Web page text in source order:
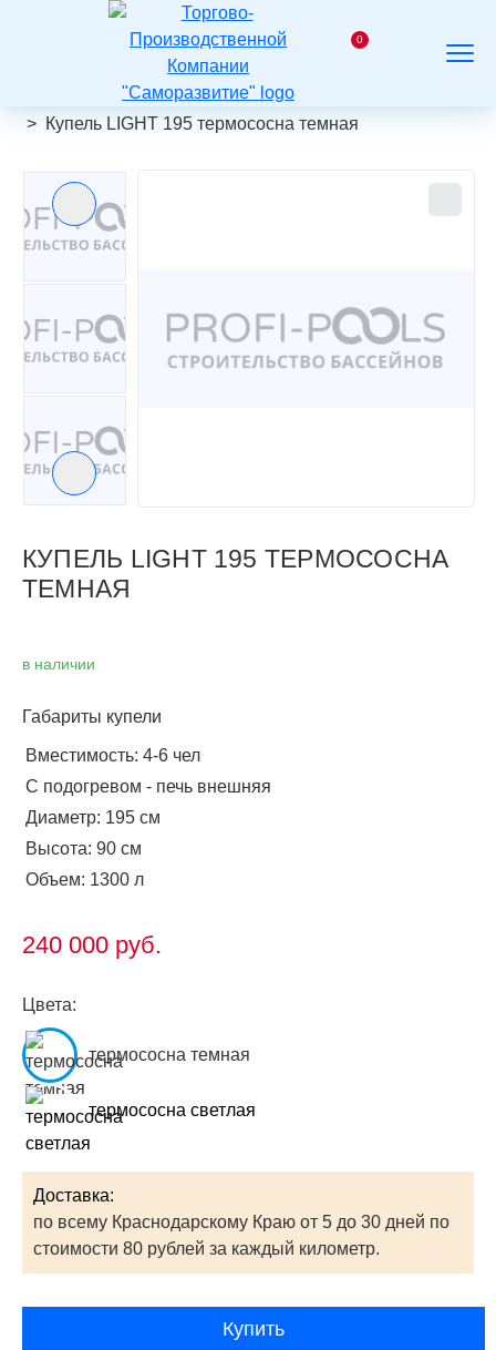
На
главную
0
ПоискМеню
Каталог
Купель LIGHT 195 термососна темная
КУПЕЛЬ LIGHT 195 ТЕРМОСОСНА
ТЕМНАЯ
в наличии
Габариты купели
Вместимость: 4-6 чел
С подогревом - печь внешняя
Диаметр: 195 см
Высота: 90 см
Объем: 1300 л
240 000 руб.
Цвета:
термососна темная
термососна светлая
Доставка:
по всему Краснодарскому Краю от 5 до 30 дней по
стоимости 80 рублей за каждый километр.
Купить
Предыдущий слайд
Следующий слайд